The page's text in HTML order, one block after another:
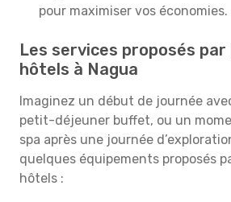
pour maximiser vos économies.
Les services proposés
hôtels à Nagua
Imaginez un début de journée
petit-déjeuner buffet, ou un
spa après une journée
quelques équipements proposés
hôtels :